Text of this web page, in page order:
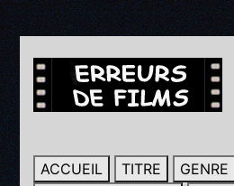
ACCUEIL TITRE GENRE